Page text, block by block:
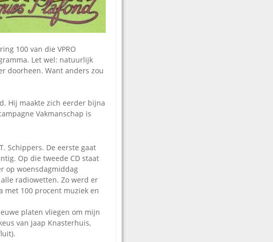
100 van die VPRO
Let wel: natuurlijk
doorheen. Want anders zou
Hij maakte zich eerder bijna
Vakmanschap is
Schippers. De eerste gaat
Op die tweede CD staat
op woensdagmiddag
radiowetten. Zo werd er
met 100 procent muziek en
platen vliegen om mijn
van Jaap Knasterhuis,